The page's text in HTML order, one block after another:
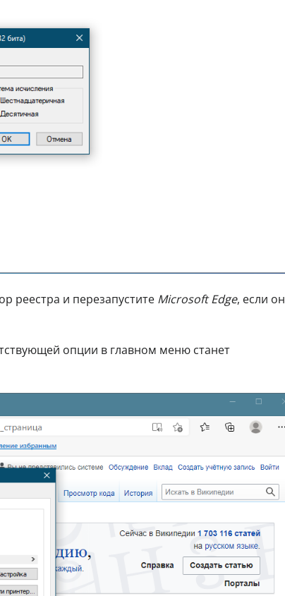
реестра и перезапустите Microsoft Edge, если он
опции в главном меню станет